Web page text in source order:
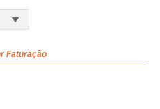
Faturação